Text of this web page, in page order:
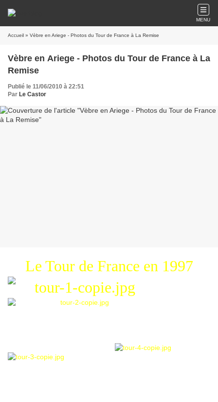
MENU
Accueil » Vèbre en Ariege - Photos du Tour de France à La Remise
Vèbre en Ariege - Photos du Tour de France à La
Remise
Publié le 11/06/2010 à 22:51
Par Le Castor
Le Tour de France en 1997